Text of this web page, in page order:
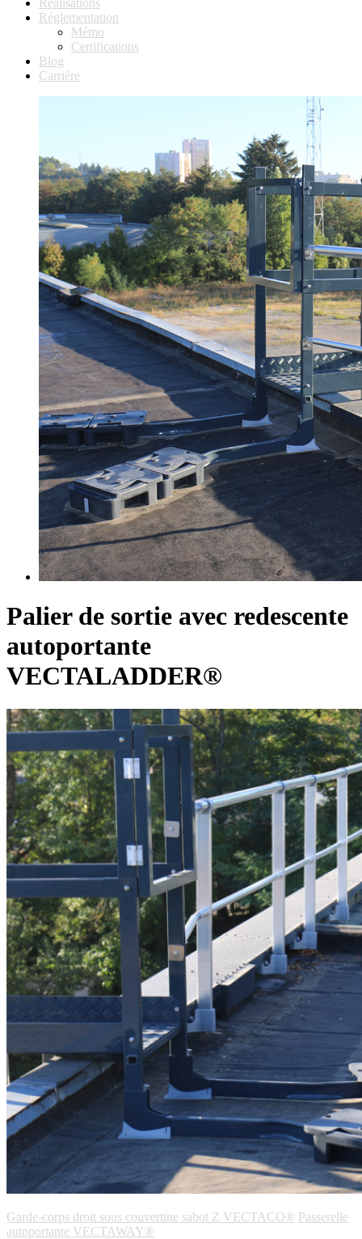
Réglementation
Mémo
Certifications
Blog
Carrière
Palier de sortie avec redescente
autoportante
VECTALADDER®
Garde-corps droit sous couvertine sabot Z VECTACO® Passerelle
autoportante VECTAWAY®